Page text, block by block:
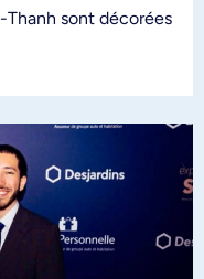
sont décorées